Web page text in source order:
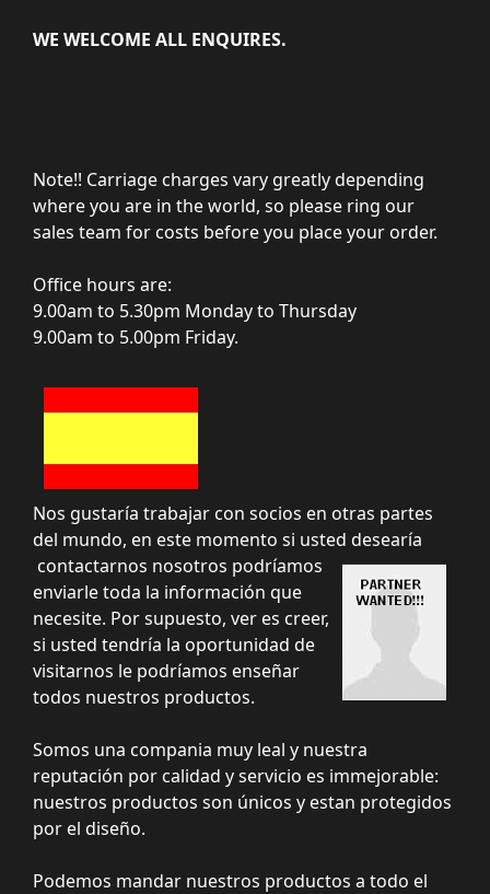
WE WELCOME ALL ENQUIRES.
Note!! Carriage charges vary greatly depending
where you are in the world, so please ring our
sales team for costs before you place your order.
Office hours are:
9.00am to 5.30pm Monday to Thursday
9.00am to 5.00pm Friday.
Nos gustaría trabajar con socios en otras partes
del mundo, en este momento si usted desearía
contactarnos nosotros podríamos
enviarle toda la información que
necesite. Por supuesto, ver es creer,
si usted tendría la oportunidad de
visitarnos le podríamos enseñar
todos nuestros productos.
Somos una compania muy leal y nuestra
reputación por calidad y servicio es immejorable:
nuestros productos son únicos y estan protegidos
por el diseño.
Podemos mandar nuestros productos a todo el